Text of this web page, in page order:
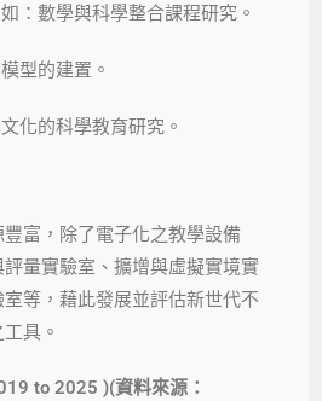
：數學與科學整合課程研究。
型的建置。
化的科學教育研究。
富，除了電子化之教學設備
量實驗室、擴增與虛擬實境實
等，藉此發展並評估新世代不
具。
to 2025 )(資料來源：